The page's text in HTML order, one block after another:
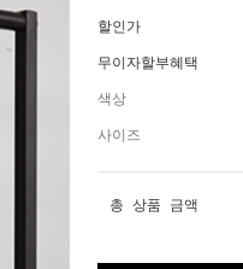
할인가
무이자할부혜택
색상
사이즈
총 상품 금액